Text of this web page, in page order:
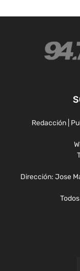
Redacción |
Dirección: Jose